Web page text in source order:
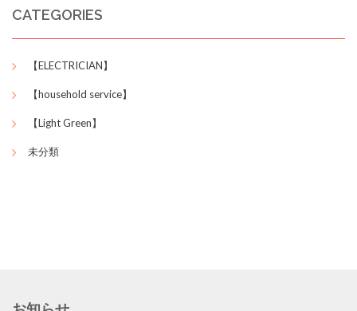
CATEGORIES
【ELECTRICIAN】
【household service】
【Light Green】
未分類